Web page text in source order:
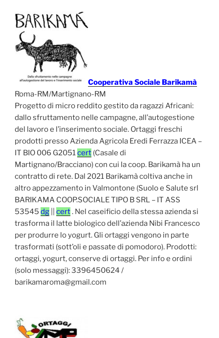
Cooperativa Sociale Barikamà
Roma-RM/Martignano-RM
Progetto di micro reddito gestito da ragazzi Africani:
dallo sfruttamento nelle campagne, all’autogestione
del lavoro e l’inserimento sociale. Ortaggi freschi
prodotti presso Azienda Agricola Eredi Ferrazza ICEA –
IT BIO 006 G2051cert (Casale di
Martignano/Bracciano) con cui la coop. Barikamà ha un
contratto di rete. Dal 2021 Barikamà coltiva anche in
altro appezzamento in Valmontone (Suolo e Salute srl
BARIKAMA COOP.SOCIALE TIPO B SRL – IT ASS
53545 dg cert. Nel caseificio della stessa azienda si
trasforma il latte biologico dell’azienda Nibi Francesco
per produrre lo yogurt. Gli ortaggi vengono in parte
trasformati (sott’oli e passate di pomodoro). Prodotti:
ortaggi, yogurt, conserve di ortaggi. Per info e ordini
(solo messaggi): 3396450624 /
barikamaroma@gmail.com